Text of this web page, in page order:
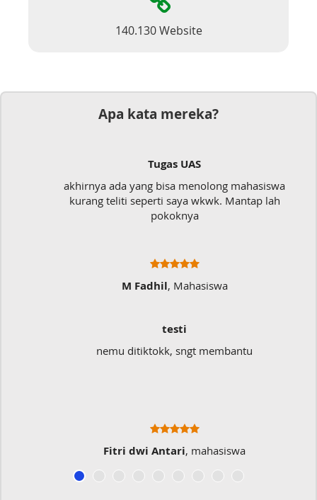
140.130 Website
Apa kata mereka?
Tugas UAS
akhirnya ada yang bisa menolong mahasiswa
kurang teliti seperti saya wkwk. Mantap lah
pokoknya
M Fadhil, Mahasiswa
testi
nemu ditiktokk, sngt membantu
Fitri dwi Antari, mahasiswa